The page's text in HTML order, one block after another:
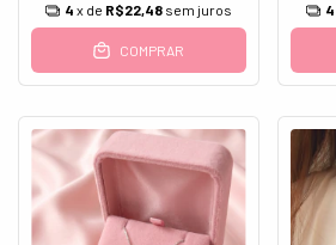
4 x de R$22,48 sem juros
COMPRAR
4